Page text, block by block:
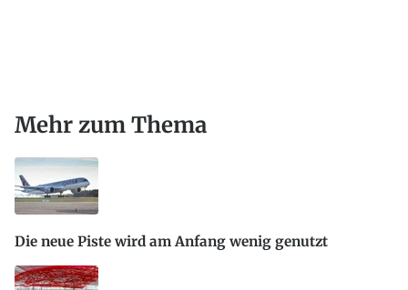
Mehr zum Thema
Die neue Piste wird am Anfang wenig genutzt